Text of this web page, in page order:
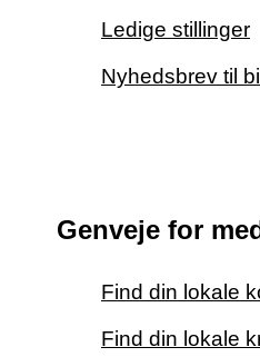
Ledige stillinger
Nyhedsbrev til
Genveje for
Find din lokale
Find din lokale